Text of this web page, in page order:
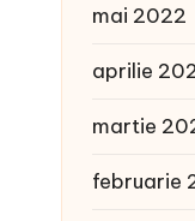
mai 2022
aprilie
martie
februarie